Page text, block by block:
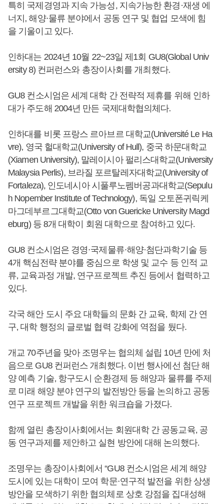
특히 국제경영과 지속 가능성, 지속가능한 환경·재생 에
너지, 해양·물류 분야에서 공동 연구 및 협업 모색에 힘
을 기울이고 있다.
인하대는 2024년 10월 22~23일 제1회 GU8(Global Univ
ersity 8) 컨퍼런스와 총장이사회를 개최했다.
GU8 컨소시엄은 세계 대학 간 전략적 제휴를 위해 인하
대가 주도해 2004년 만든 국제대학협의체다.
인하대를 비롯 프랑스 르아브르 대학교(Université Le Ha
vre), 영국 헐대학교(University of Hull), 중국 하문대학교
(Xiamen University), 말레이시아 펄리스대학교(University
Malaysia Perlis), 브라질 포르탈레자대학교(University of
Fortaleza), 인도네시아 시풀루노펨버공과대학교(Sepulu
h Nopember Institute of Technology), 독일 오토폰귀릭케
마그데부르그대학교(Otto von Guericke University Magd
eburg) 등 8개 대학이 회원 대학으로 참여하고 있다.
GU8 컨소시엄은 경영·국제물류·해양·첨단과학기술 등
4개 핵심전략 분야를 중심으로 학생 및 교수 등 인적 교
류, 교육과정 개발, 연구프로젝트 추진 등에서 협력하고
있다.
각국 해안 도시 주요 대학들의 문화 간 교육, 학제 간 연
구, 대학 행정의 글로벌 협력 강화에 역점을 뒀다.
개교 70주년을 맞아 조명우는 협의체 설립 10년 만에 처
음으로 GU8 컨퍼런스 개최했다. 이번 행사에선 첨단 해
양 예측 기술, 항구도시 순환경제 등 해양과 물류를 주제
로 미래 해양 분야 연구의 발전방안 등을 논의하고 공동
연구 프로젝트 개발을 위한 워크숍을 가졌다.
함께 열린 총장이사회에서는 회원대학 간 공동교육, 공
동 연구과제를 제안하고 실현 방안에 대해 논의했다.
조명우는 총장이사회에서 “GU8 컨소시엄은 세계 해양
도시에 있는 대학이 모여 학문·연구적 발전을 위한 상생
방안을 모색하기 위한 협의체로 상호 강점을 집대성해